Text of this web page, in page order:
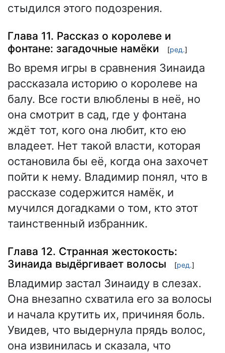
стыдился этого подозрения.
Глава 11. Рассказ о королеве и
фонтане: загадочные намёки
[ред.]
Во время игры в сравнения Зинаида
рассказала историю о королеве на
балу. Все гости влюблены в неё, но
она смотрит в сад, где у фонтана
ждёт тот, кого она любит, кто ею
владеет. Нет такой власти, которая
остановила бы её, когда она захочет
пойти к нему. Владимир понял, что в
рассказе содержится намёк, и
мучился догадками о том, кто этот
таинственный избранник.
Глава 12. Странная жестокость:
Зинаида выдёргивает волосы
[ред.]
Владимир застал Зинаиду в слезах.
Она внезапно схватила его за волосы
и начала крутить их, причиняя боль.
Увидев, что выдернула прядь волос,
она извинилась и сказала, что